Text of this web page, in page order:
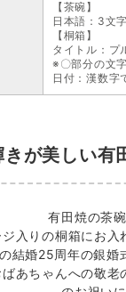
【茶碗】
日本語：3文
【桐箱】
タイトル：プ
※〇部分の文
日付：漢数字
が美しい有
有田焼の茶
ジ入りの桐箱にお入
結婚25周年の銀
あちゃんへの敬